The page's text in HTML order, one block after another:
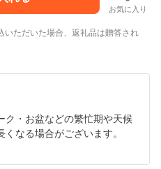
お気に入り
いただいた場合、返礼品は贈答され
・お盆などの繁忙期や天候
なる場合がございます。